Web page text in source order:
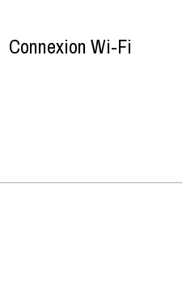
Connexion Wi-Fi